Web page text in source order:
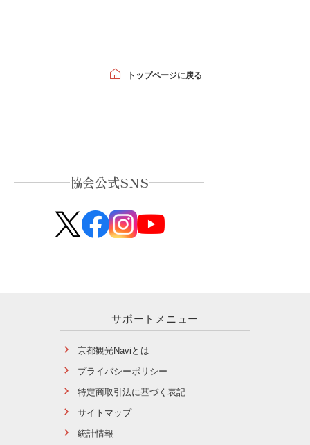
トップページに戻る
協会公式SNS
サポートメニュー
京都観光Naviとは
プライバシーポリシー
特定商取引法に基づく表記
サイトマップ
統計情報